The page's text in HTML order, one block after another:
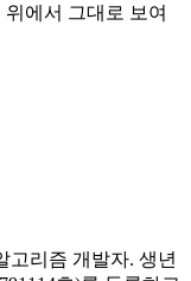
에서 그대로 보여
고리즘 개발자. 생년